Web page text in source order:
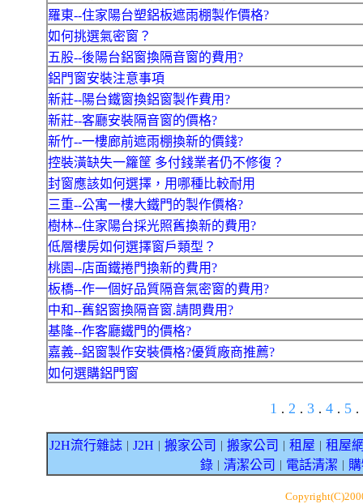
羅東--住家陽台塑鋁板遮雨棚製作價格?
如何挑選氣密窗？
五股--後陽台鋁窗換隔音窗的費用?
鋁門窗安裝注意事項
新莊--陽台鐵窗換鋁窗製作費用?
新莊--客廳安裝隔音窗的價格?
新竹--一樓廊前遮雨棚換新的價錢?
控裝潢缺失一籮筐 多付錢業者仍不修復？
封窗應該如何選擇，用哪種比較耐用
三重--公寓一樓大鐵門的製作價格?
樹林--住家陽台採光照舊換新的費用?
低層樓房如何選擇窗戶類型？
桃園--店面鐵捲門換新的費用?
板橋--作一個好品質隔音氣密窗的費用?
中和--舊鋁窗換隔音窗.請問費用?
基隆--作客廳鐵門的價格?
嘉義--鋁窗製作安裝價格?優質廠商推薦?
如何選購鋁門窗
1 . 2 . 3 . 4 . 5 .
J2H流行雜誌 J2H 搬家公司 搬家公司 租屋
租屋
錄｜ 清潔公司 電話清潔